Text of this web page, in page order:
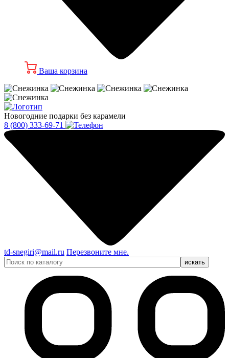
Ваша корзина
Новогодние подарки без карамели
8 (800) 333-69-71
td-snegiri@mail.ru Перезвоните мне.